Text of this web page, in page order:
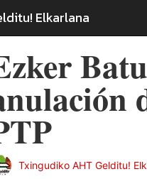
Elkarlana
Txingudiko AHT Gelditu!